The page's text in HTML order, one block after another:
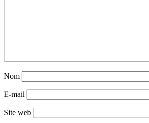
Nom
E-mail
Site web